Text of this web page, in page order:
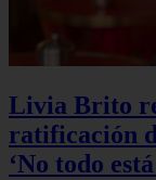
Livia Brito
ratificación
‘No todo